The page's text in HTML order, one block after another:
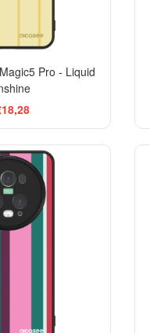
Pro - Liquid